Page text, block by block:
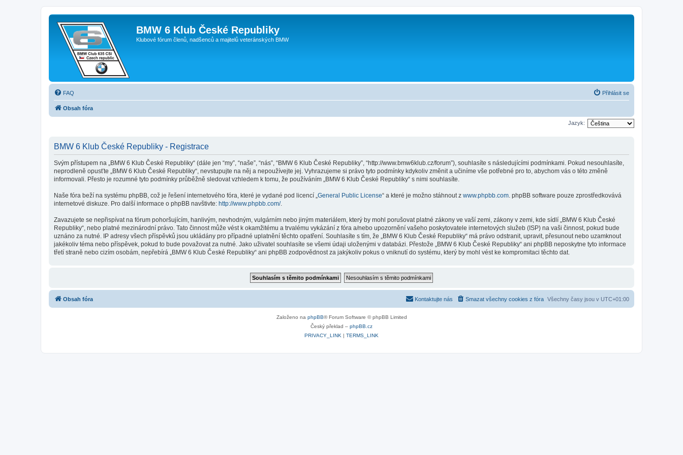
BMW 6 Klub České Republiky
Klubové fórum členů, nadšenců a majitelů veteránských BMW
FAQ Přihlásit se
Obsah fóra
Jazyk:
BMW 6 Klub České Republiky - Registrace
Svým přístupem na „BMW 6 Klub České Republiky“ (dále jen “my”, “naše”, “nás”, “BMW 6 Klub České Republiky”, “http://www.bmw6klub.cz/forum”), souhlasíte s následujícími podmínkami. Pokud nesouhlasíte,
neprodleně opusťte „BMW 6 Klub České Republiky“, nevstupujte na něj a nepoužívejte jej. Vyhrazujeme si právo tyto podmínky kdykoliv změnit a učiníme vše potřebné pro to, abychom vás o této změně
informovali. Přesto je rozumné tyto podmínky průběžně sledovat vzhledem k tomu, že používáním „BMW 6 Klub České Republiky“ s nimi souhlasíte.
Naše fóra beží na systému phpBB, což je řešení internetového fóra, které je vydané pod licencí „ General Public License“ a které je možno stáhnout z www.phpbb.com . phpBB software pouze zprostředkovává
internetové diskuze. Pro další informace o phpBB navštivte: http://www.phpbb.com/.
Zavazujete se nepřispívat na fórum pohoršujícím, hanlivým, nevhodným, vulgárním nebo jiným materiálem, který by mohl porušovat platné zákony ve vaší zemi, zákony v zemi, kde sídlí „BMW 6 Klub České
Republiky“, nebo platné mezinárodní právo. Tato činnost může vést k okamžitému a trvalému vykázání z fóra a/nebo upozornění vašeho poskytovatele internetových služeb (ISP) na vaši činnost, pokud bude
uznáno za nutné. IP adresy všech příspěvků jsou ukládány pro případné uplatnění těchto opatření. Souhlasíte s tím, že „BMW 6 Klub České Republiky“ má právo odstranit, upravit, přesunout nebo uzamknout
jakékoliv téma nebo příspěvek, pokud to bude považovat za nutné. Jako uživatel souhlasíte se všemi údaji uloženými v databázi. Přestože „BMW 6 Klub České Republiky“ ani phpBB neposkytne tyto informace
třetí straně nebo cizím osobám, nepřebírá „BMW 6 Klub České Republiky“ ani phpBB zodpovědnost za jakýkoliv pokus o vniknutí do systému, který by mohl vést ke kompromitaci těchto dat.
Obsah fóra Všechny časy jsou v UTC+01:00
Smazat všechny cookies z fóra
Kontaktujte nás
Založeno na phpBB® Forum Software © phpBB Limited
Český překlad – phpBB.cz
PRIVACY_LINK | TERMS_LINK